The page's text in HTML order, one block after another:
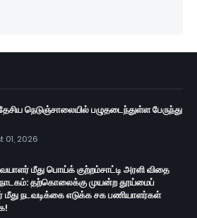
நெடுஞ்சாலையில் பழுதடைந்துள்ள பேருந்து
01, 2026
மீது பொய்க் குற்றம்சாட்டி அரளி விதை
நாடகம்: தற்கொலைக்கு முயன்ற தூய்மைப்
மீது நடவடிக்கை எடுக்க சக பணியாளர்கள்